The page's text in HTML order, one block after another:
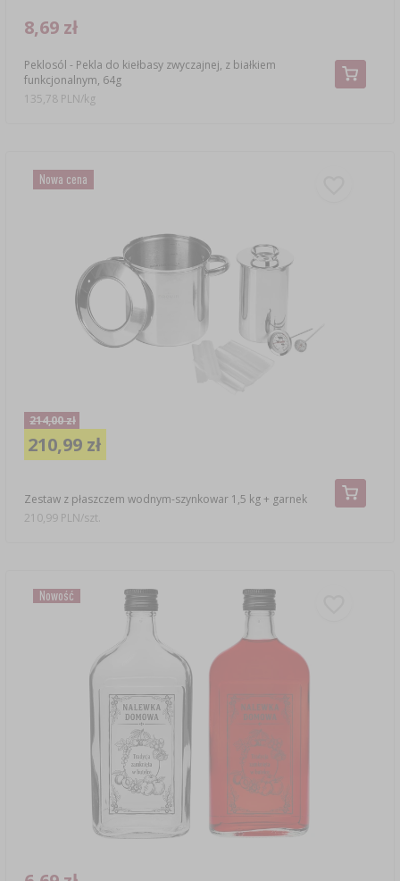
Peklosól - Pekla do kiełbasy zwyczajnej, z białkiem
funkcjonalnym, 64g
8,69 zł
135,78 PLN/kg
Nowa cena
Zestaw z płaszczem wodnym-szynkowar 1,5 kg + garnek
214,00 zł
210,99 zł
210,99 PLN/szt.
Nowość